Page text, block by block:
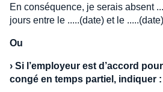
En conséquence, je serais absent
jours entre le .....(date) et le
Ou
› Si l’employeur est d’accord
congé en temps partiel, indiquer :